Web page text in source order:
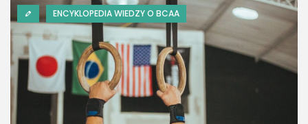
ENCYKLOPEDIA WIEDZY O BCAA